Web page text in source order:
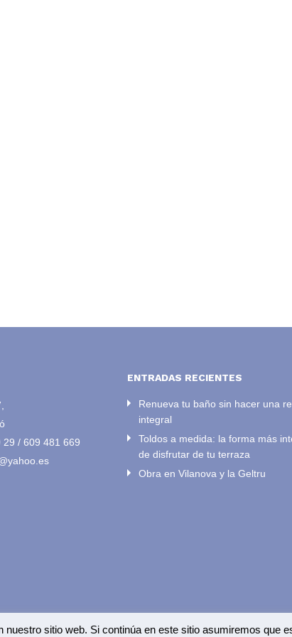
29 / 609 481 669
ENTRADAS RECIENTES
Renueva tu baño sin hacer una
integral
Toldos a medida: la forma más
de disfrutar de tu terraza
Obra en Vilanova y la Geltru
sitio web. Si continúa en este sitio asumiremos que